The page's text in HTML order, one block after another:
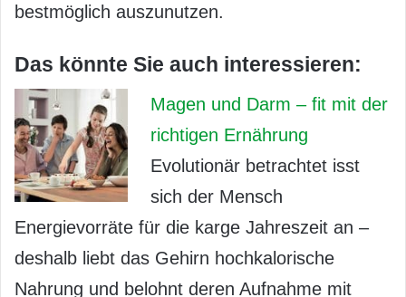
bestmöglich auszunutzen.
Das könnte Sie auch interessieren:
Magen und Darm – fit mit der
richtigen Ernährung
Evolutionär betrachtet isst
sich der Mensch
Energievorräte für die karge Jahreszeit an –
deshalb liebt das Gehirn hochkalorische
Nahrung und belohnt deren Aufnahme mit